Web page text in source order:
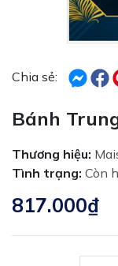
Chia sẻ:
Bánh
Thương hiệu:
Tình trạng: Còn
817.000₫